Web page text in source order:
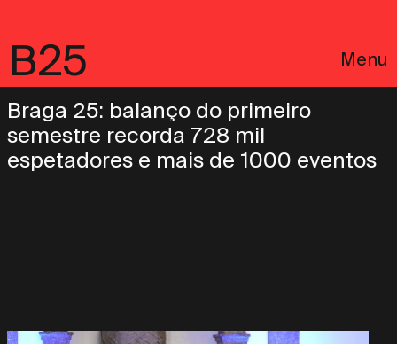
B25 Menu
Avisos Legais
Braga 25: balanço do primeiro
semestre recorda 728 mil
espetadores e mais de 1000 eventos